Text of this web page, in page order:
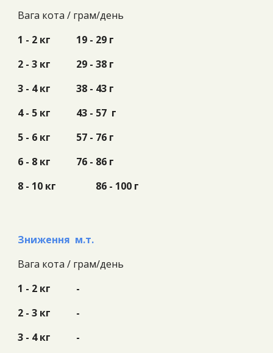
Вага кота / грам/день
1 - 2 кг
19 - 29 г
2 - 3 кг
29 - 38 г
3 - 4 кг
38 - 43 г
4 - 5 кг
43 - 57 г
5 - 6 кг
57 - 76 г
6 - 8 кг
76 - 86 г
8 - 10 кг
86 - 100 г
Зниження м.т.
Вага кота / грам/день
1 - 2 кг
-
2 - 3 кг
-
3 - 4 кг
-